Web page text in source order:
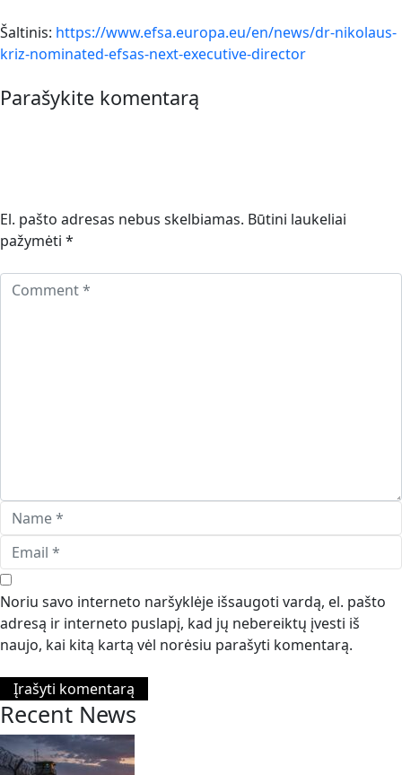
Šaltinis: https://www.efsa.europa.eu/en/news/dr-nikolaus-
kriz-nominated-efsas-next-executive-director
Parašykite komentarą
El. pašto adresas nebus skelbiamas. Būtini laukeliai
pažymėti *
Noriu savo interneto naršyklėje išsaugoti vardą, el. pašto
adresą ir interneto puslapį, kad jų nebereiktų įvesti iš
naujo, kai kitą kartą vėl norėsiu parašyti komentarą.
Recent News